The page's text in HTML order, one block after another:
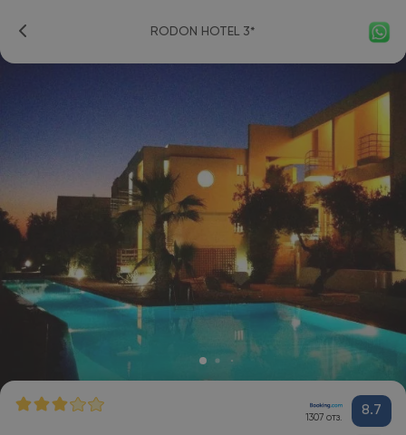
RODON HOTEL 3*
1307 отз. 8.7